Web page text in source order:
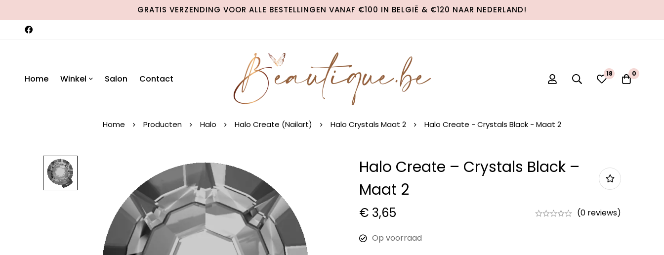
GRATIS VERZENDING VOOR ALLE BESTELLINGEN VANAF €100 IN BELGIË & €120 NAAR NEDERLAND!
Home Winkel Salon Contact 18 0
Home Producten Halo Halo Create (Nailart) Halo Crystals Maat 2 Halo Create - Crystals Black - Maat 2
Halo Create – Crystals Black –
Maat 2
€ 3,65 (0 reviews)
Op voorraad